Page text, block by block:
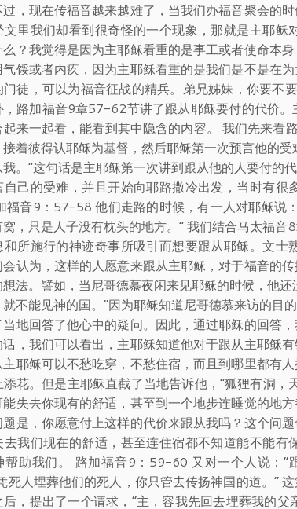
，现在传福音越来越难了，当我们办福音聚会的
文里我们却看到很奇怪的一个现象，那就是主耶
？我觉得是因为主耶稣看重的是事工或者使命本
馁或者内疚，因为主耶稣看重的是我们是不是在
门徒，可以为福音征战的精兵。弟兄姊妹，你要不
，路加福音9章57-62节讲了跟从耶稣要付的代价
来一起看，能看到其中隐含的内容。 我们先来
着彼得认耶稣为基督，然后耶稣第一次预言他的
。”这句话是主耶稣第一次讲到跟从他的人要付的
自己的受难，并且开始向耶路撒冷出发，当时有
福音9：57-58 他们走路的时候，有一人对耶稣说
窝，只是人子没有枕头的地方。” 我们结合马太福
和所施行的神迹奇事所吸引而想要跟从耶稣。文
认为，这样的人愿意来跟从主耶稣，对于福音的
法。譬如，当尼哥德慕夜闲来见耶稣的时候，他
不能见神的国。”因为耶稣知道尼哥德慕来访的目
地回答了他心中的疑问。因此，通过耶稣的回答
，我们可以看出，主耶稣知道他对于跟从主耶稣
主耶稣可以不愁吃穿，不愁住宿，而且到哪里都有
花。但是主耶稣直截了当地告诉他，“狐狸有洞
失去你现有的舒适，甚至到一个地步连睡觉的地
是，你愿意付上这样的代价来跟从我吗？这个问
去我们现在的舒适，甚至连住宿都不知道能不能
帮助我们。 路加福音9：59-60 又对一个人说：“
死人埋葬他们的死人，你只管去传扬神国的道。”
后，提出了一个请求，“主，容我先回去埋葬我的